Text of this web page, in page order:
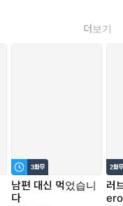
더보기
남편 대신 먹었습니
다
러